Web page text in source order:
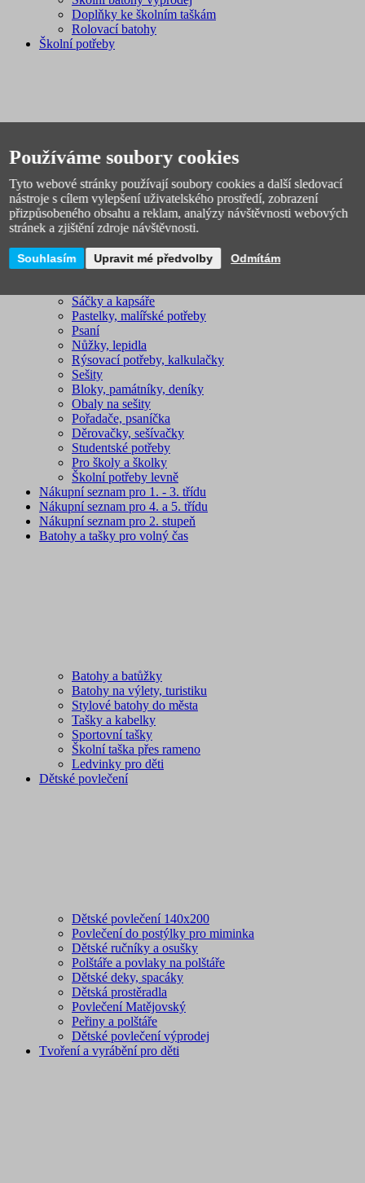
Doplňky ke školním taškám
Rolovací batohy
Školní potřeby
Školní penály
Školní desky
Láhve na pití a svačinové boxy
Pouzdra
Dětské kufříky na výtvarnou výchovu
Sady školních potřeb
Sáčky a kapsáře
Pastelky, malířské potřeby
Psaní
Nůžky, lepidla
Rýsovací potřeby, kalkulačky
Sešity
Bloky, památníky, deníky
Obaly na sešity
Pořadače, psaníčka
Děrovačky, sešívačky
Studentské potřeby
Pro školy a školky
Školní potřeby levně
Nákupní seznam pro 1. - 3. třídu
Nákupní seznam pro 4. a 5. třídu
Nákupní seznam pro 2. stupeň
Batohy a tašky pro volný čas
Batohy a batůžky
Batohy na výlety, turistiku
Stylové batohy do města
Tašky a kabelky
Sportovní tašky
Školní taška přes rameno
Ledvinky pro děti
Dětské povlečení
Dětské povlečení 140x200
Povlečení do postýlky pro miminka
Dětské ručníky a osušky
Polštáře a povlaky na polštáře
Dětské deky, spacáky
Dětská prostěradla
Povlečení Matějovský
Peřiny a polštáře
Dětské povlečení výprodej
Tvoření a vyrábění pro děti
Používáme soubory cookies
Tyto webové stránky používají soubory cookies a další sledovací
nástroje s cílem vylepšení uživatelského prostředí, zobrazení
přizpůsobeného obsahu a reklam, analýzy návštěvnosti webových
stránek a zjištění zdroje návštěvnosti.
Souhlasím Upravit mé předvolby Odmítám